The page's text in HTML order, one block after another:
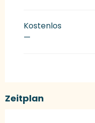
Kostenlos
—
Zeitplan